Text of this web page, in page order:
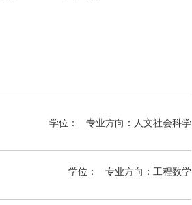
学位： 专业方向： 人文社会科学
学位： 专业方向： 工程数学